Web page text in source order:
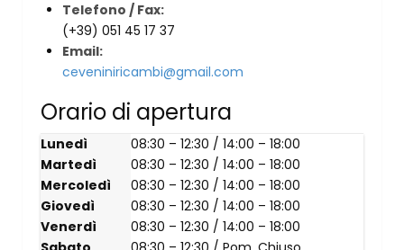
Telefono / Fax:
(+39) 051 45 17 37
Email:
ceveniniricambi@gmail.com
Orario di apertura
Lunedì
08:30 – 12:30 / 14:00 – 18:00
Martedì
08:30 – 12:30 / 14:00 – 18:00
Mercoledì
08:30 – 12:30 / 14:00 – 18:00
Giovedì
08:30 – 12:30 / 14:00 – 18:00
Venerdì
08:30 – 12:30 / 14:00 – 18:00